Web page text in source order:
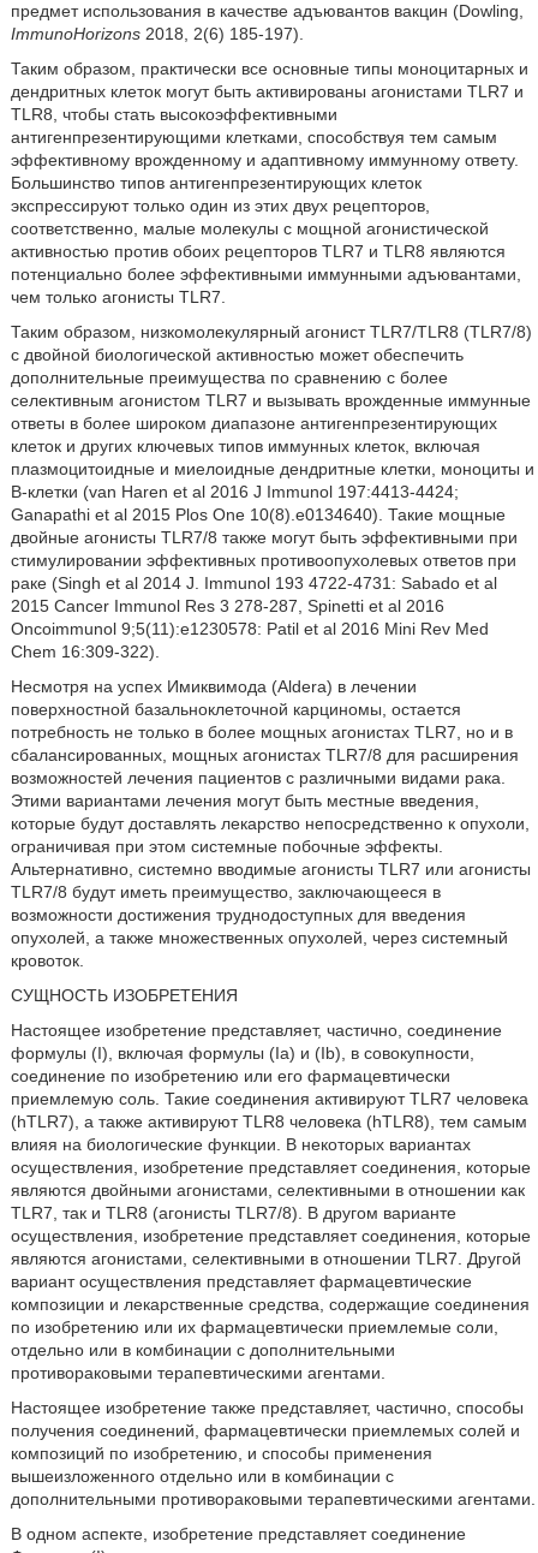
предмет использования в качестве адъювантов вакцин (Dowling,
ImmunoHorizons2018, 2(6) 185-197).
Таким образом, практически все основные типы моноцитарных и
дендритных клеток могут быть активированы агонистами TLR7 и
TLR8, чтобы стать высокоэффективными
антигенпрезентирующими клетками, способствуя тем самым
эффективному врожденному и адаптивному иммунному ответу.
Большинство типов антигенпрезентирующих клеток
экспрессируют только один из этих двух рецепторов,
соответственно, малые молекулы с мощной агонистической
активностью против обоих рецепторов TLR7 и TLR8 являются
потенциально более эффективными иммунными адъювантами,
чем только агонисты TLR7.
Таким образом, низкомолекулярный агонист TLR7/TLR8 (TLR7/8)
с двойной биологической активностью может обеспечить
дополнительные преимущества по сравнению с более
селективным агонистом TLR7 и вызывать врожденные иммунные
ответы в более широком диапазоне антигенпрезентирующих
клеток и других ключевых типов иммунных клеток, включая
плазмоцитоидные и миелоидные дендритные клетки, моноциты и
В-клетки (van Haren et al 2016 J Immunol 197:4413-4424;
Ganapathi et al 2015 Plos One 10(8).e0134640). Такие мощные
двойные агонисты TLR7/8 также могут быть эффективными при
стимулировании эффективных противоопухолевых ответов при
раке (Singh et al 2014 J. Immunol 193 4722-4731: Sabado et al
2015 Cancer Immunol Res 3 278-287, Spinetti et al 2016
Oncoimmunol 9;5(11):e1230578: Patil et al 2016 Mini Rev Med
Chem 16:309-322).
Несмотря на успех Имиквимода (Aldera) в лечении
поверхностной базальноклеточной карциномы, остается
потребность не только в более мощных агонистах TLR7, но и в
сбалансированных, мощных агонистах TLR7/8 для расширения
возможностей лечения пациентов с различными видами рака.
Этими вариантами лечения могут быть местные введения,
которые будут доставлять лекарство непосредственно к опухоли,
ограничивая при этом системные побочные эффекты.
Альтернативно, системно вводимые агонисты TLR7 или агонисты
TLR7/8 будут иметь преимущество, заключающееся в
возможности достижения труднодоступных для введения
опухолей, а также множественных опухолей, через системный
кровоток.
СУЩНОСТЬ ИЗОБРЕТЕНИЯ
Настоящее изобретение представляет, частично, соединение
формулы (I), включая формулы (Ia) и (Ib), в совокупности,
соединение по изобретению или его фармацевтически
приемлемую соль. Такие соединения активируют TLR7 человека
(hTLR7), а также активируют TLR8 человека (hTLR8), тем самым
влияя на биологические функции. В некоторых вариантах
осуществления, изобретение представляет соединения, которые
являются двойными агонистами, селективными в отношении как
TLR7, так и TLR8 (агонисты TLR7/8). В другом варианте
осуществления, изобретение представляет соединения, которые
являются агонистами, селективными в отношении TLR7. Другой
вариант осуществления представляет фармацевтические
композиции и лекарственные средства, содержащие соединения
по изобретению или их фармацевтически приемлемые соли,
отдельно или в комбинации с дополнительными
противораковыми терапевтическими агентами.
Настоящее изобретение также представляет, частично, способы
получения соединений, фармацевтически приемлемых солей и
композиций по изобретению, и способы применения
вышеизложенного отдельно или в комбинации с
дополнительными противораковыми терапевтическими агентами.
В одном аспекте, изобретение представляет соединение